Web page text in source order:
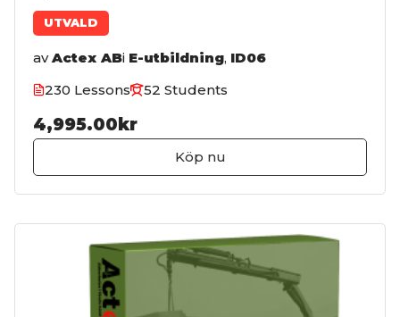
UTVALD
av Actex ABi E-utbildning, ID06
230 Lessons
52 Students
4,995.00kr
Köp nu